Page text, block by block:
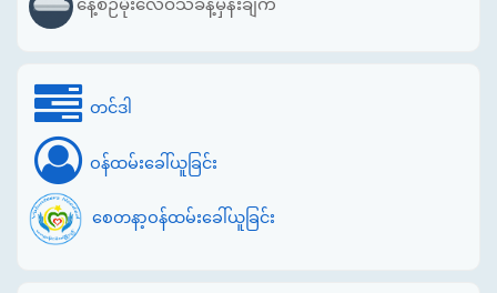
နေ့စဉ်မိုးလေဝသခန့်မှန်းချက်
တင်ဒါ
ဝန်ထမ်းခေါ်ယူခြင်း
စေတနာ့ဝန်ထမ်းခေါ်ယူခြင်း